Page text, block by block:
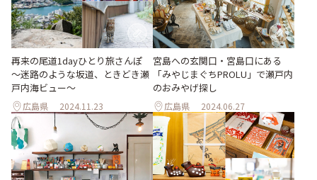
再来の尾道1dayひとり旅さんぽ
～迷路のような坂道、ときどき瀬
戸内海ビュー～
広島県 2024.11.23
宮島への玄関口・宮島口にある
「みやじまぐちPROLU」で瀬戸内
のおみやげ探し
広島県 2024.06.27